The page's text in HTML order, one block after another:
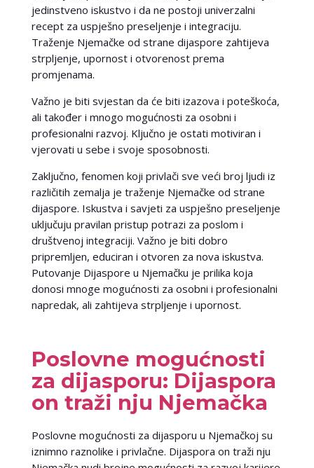
jedinstveno iskustvo i da ne postoji univerzalni
recept za uspješno preseljenje i integraciju.
Traženje Njemačke od strane dijaspore zahtijeva
strpljenje, upornost i otvorenost prema
promjenama.
Važno je biti svjestan da će biti izazova i poteškoća,
ali također i mnogo mogućnosti za osobni i
profesionalni razvoj. Ključno je ostati motiviran i
vjerovati u sebe i svoje sposobnosti.
Zaključno, fenomen koji privlači sve veći broj ljudi iz
različitih zemalja je traženje Njemačke od strane
dijaspore. Iskustva i savjeti za uspješno preseljenje
uključuju pravilan pristup potrazi za poslom i
društvenoj integraciji. Važno je biti dobro
pripremljen, educiran i otvoren za nova iskustva.
Putovanje Dijaspore u Njemačku je prilika koja
donosi mnoge mogućnosti za osobni i profesionalni
napredak, ali zahtijeva strpljenje i upornost.
Poslovne mogućnosti
za dijasporu: Dijaspora
on traži nju Njemačka
Poslovne mogućnosti za dijasporu u Njemačkoj su
iznimno raznolike i privlačne. Dijaspora on traži nju